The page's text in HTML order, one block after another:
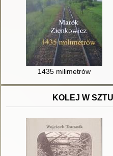
1435 milimetrów
KOLEJ W